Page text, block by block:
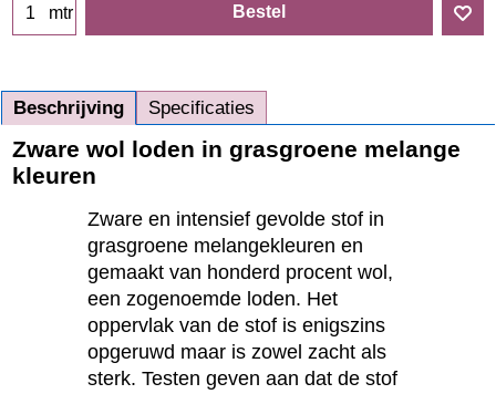
mtr Bestel
Beschrijving Specificaties
Zware wol loden in grasgroene melange
kleuren
Zware en intensief gevolde stof in
grasgroene melangekleuren en
gemaakt van honderd procent wol,
een zogenoemde loden. Het
oppervlak van de stof is enigszins
opgeruwd maar is zowel zacht als
sterk. Testen geven aan dat de stof